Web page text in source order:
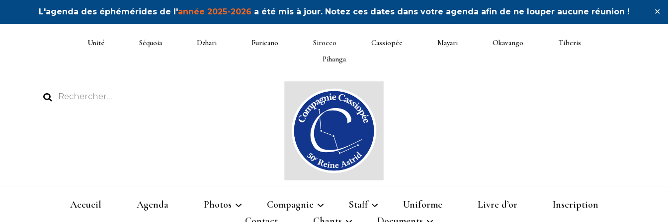
L'agenda des éphémérides de l'année 2025-2026 a été mis à jour. Notez ces dates dans votre agenda afin de ne louper aucune réunion ! ✕
Unité Séquoia Dzhari Furicano Sirocco Cassiopée Mayari Okavango
Tiberis
Pihanga
Rechercher :
Cassiopée
50ème Unité Reine Astrid
Accueil Agenda Photos Compagnie Staff Uniforme Livre d’or
Inscription